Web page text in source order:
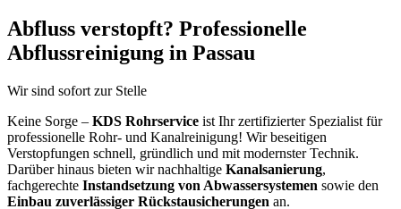
Abfluss verstopft? Professionelle
Abflussreinigung in Passau
Wir sind sofort zur Stelle
Keine Sorge – KDS Rohrservice ist Ihr zertifizierter Spezialist für
professionelle Rohr- und Kanalreinigung! Wir beseitigen
Verstopfungen schnell, gründlich und mit modernster Technik.
Darüber hinaus bieten wir nachhaltige Kanalsanierung,
fachgerechte Instandsetzung von Abwassersystemen sowie den
Einbau zuverlässiger Rückstausicherungen an.